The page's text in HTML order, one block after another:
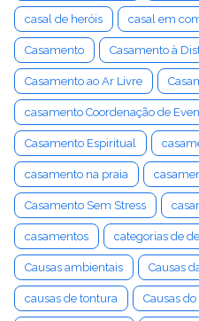
casal de heróis casal em
Casamento Casamento à
Casamento ao Ar Livre
casamento Coordenação de
Casamento Espiritual
casamento na praia
Casamento Sem Stress
casamentos categorias de
Causas ambientais Causas
causas de tontura Causas